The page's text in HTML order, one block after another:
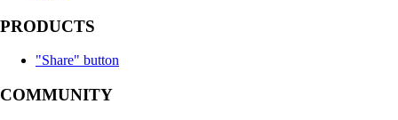
PRODUCTS
"Share" button
COMMUNITY